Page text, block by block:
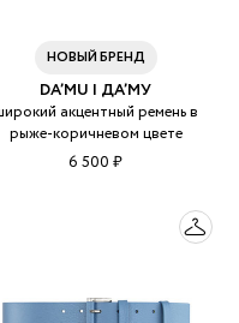
НОВЫЙ БРЕНД
DA’MU | ДА’МУ
акцентный ремень в
рыже-коричневом цвете
6 500 ₽